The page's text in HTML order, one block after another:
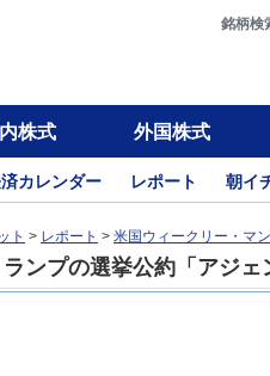
銘柄検
株式 外国株式
カレンダー レポート 朝イ
ト > レポート > 米国ウィークリー・マ
ランプの選挙公約「アジ